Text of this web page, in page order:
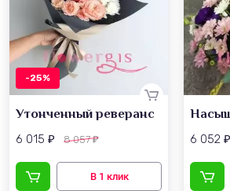
-25%
Утонченный реверанс
6 015 ₽ 8 057₽ 6 052 ₽